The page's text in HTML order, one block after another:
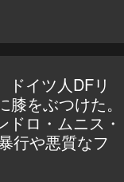
イツ人DFリ
をぶつけた。
ロ・ムニス・
行や悪質なフ